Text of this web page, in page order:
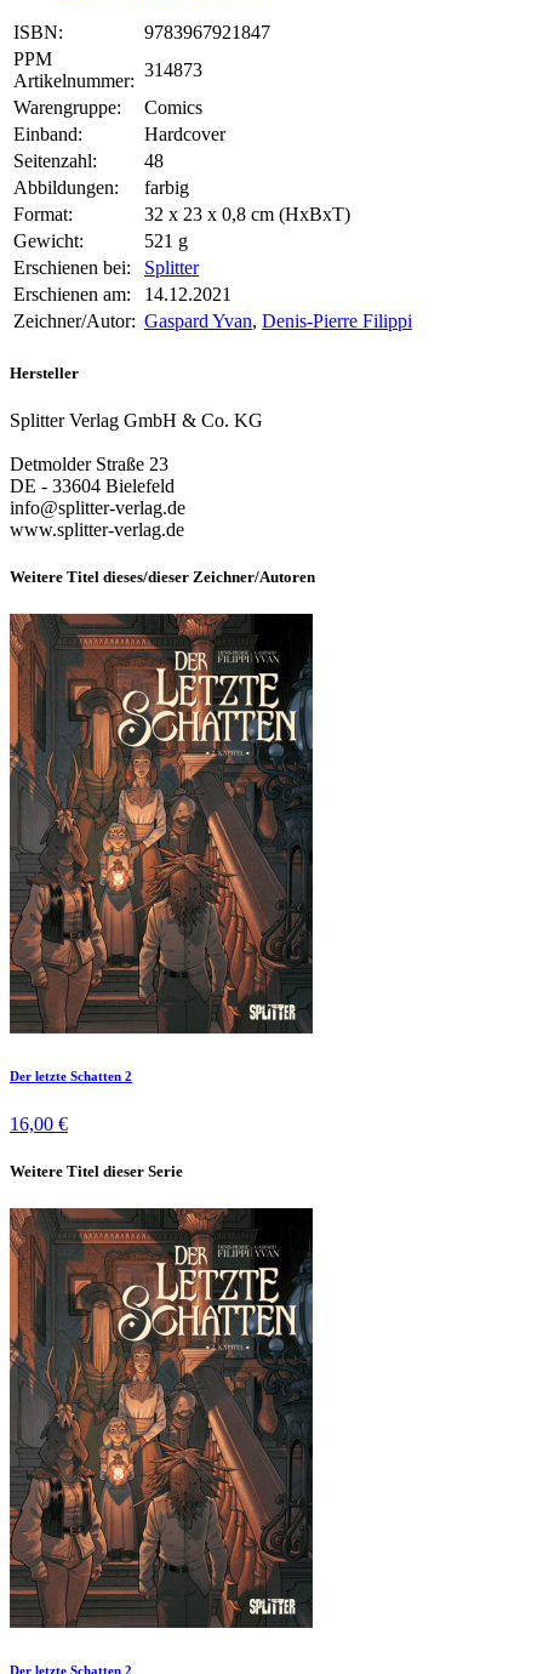
ISBN:
9783967921847
PPM
Artikelnummer:
314873
Warengruppe:
Comics
Einband:
Hardcover
Seitenzahl:
48
Abbildungen:
farbig
Format:
32 x 23 x 0,8 cm (HxBxT)
Gewicht:
521 g
Erschienen bei:
Splitter
Erschienen am:
14.12.2021
Zeichner/Autor: Gaspard Yvan, Denis-Pierre Filippi
Hersteller
Splitter Verlag GmbH & Co. KG
Detmolder Straße 23
DE - 33604 Bielefeld
info@splitter-verlag.de
www.splitter-verlag.de
Weitere Titel dieses/dieser Zeichner/Autoren
Der letzte Schatten 2
16,00 €
Weitere Titel dieser Serie
Der letzte Schatten 2